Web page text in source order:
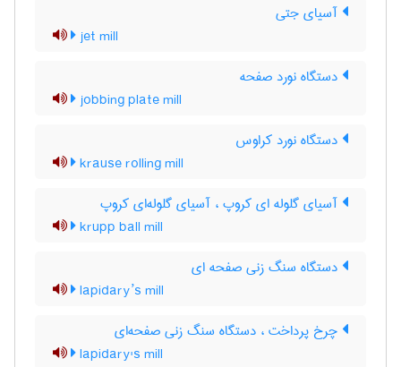
آسیای جتی
jet mill
دستگاه نورد صفحه
jobbing plate mill
دستگاه نورد کراوس
krause rolling mill
آسیای گلوله ای کروپ ، آسیای گلوله‌ای کروپ
krupp ball mill
دستگاه سنگ زنی صفحه ای
lapidary’s mill
چرخ پرداخت ، دستگاه سنگ زنی صفحه‌ای
lapidary's mill